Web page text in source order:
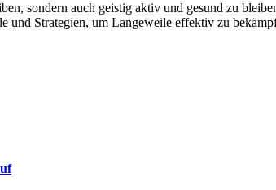
sondern auch geistig aktiv und gesund zu
und Strategien, um Langeweile effektiv zu